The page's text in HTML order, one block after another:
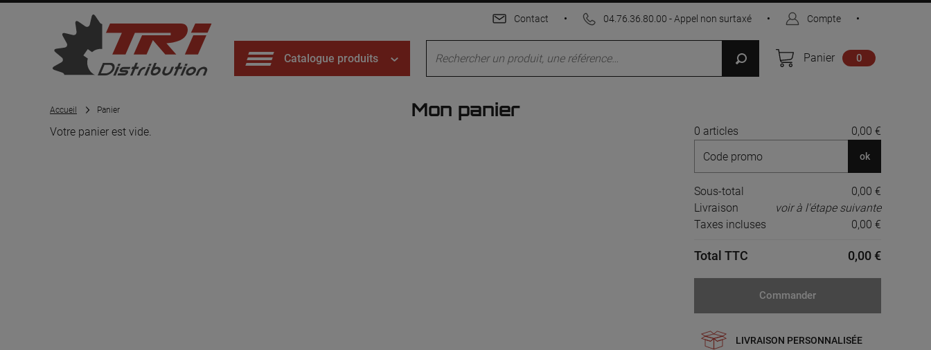
Catalogue produits Panier 0
Contact • 04.76.36.80.00 - Appel non surtaxé • Compte •
Accueil Panier Mon panier
Votre panier est vide. 0 articles 0,00 €
ok
Sous-total
0,00 €
Livraison
voir à l'étape suivante
Taxes incluses
0,00 €
Total TTC 0,00 €
Commander
LIVRAISON PERSONNALISÉE